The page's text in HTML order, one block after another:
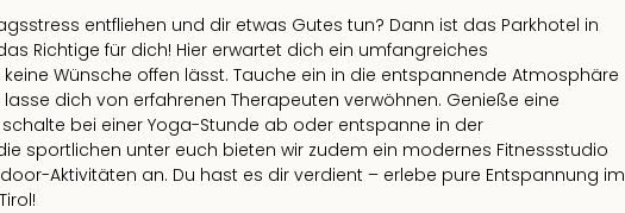
entfliehen und dir etwas Gutes tun? Dann ist das Parkhotel in
Richtige für dich! Hier erwartet dich ein umfangreiches
Wünsche offen lässt. Tauche ein in die entspannende Atmosphäre
dich von erfahrenen Therapeuten verwöhnen. Genieße eine
bei einer Yoga-Stunde ab oder entspanne in der
sportlichen unter euch bieten wir zudem ein modernes Fitnessstudio
Aktivitäten an. Du hast es dir verdient – erlebe pure Entspannung im